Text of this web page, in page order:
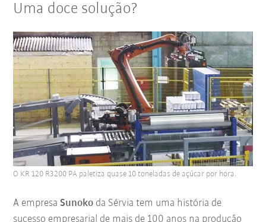
Uma doce solução?
A empresaSunoko da Sérvia tem uma história de
sucesso empresarial de mais de 100 anos na produção
O KR 120 R3200 PA paletiza quase 10 toneladas de açúcar por hora.